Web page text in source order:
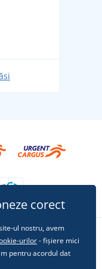
- pregătiți-vă
ținute pentru
sociale
corect
ul nostru, avem
urilor- fișiere mici
pentru acordul dat